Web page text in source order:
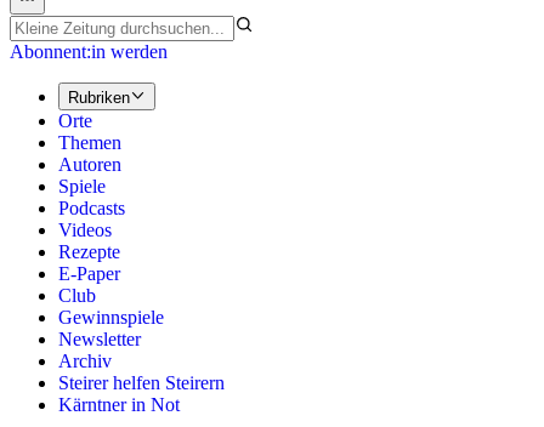
Abonnent:in werden
Rubriken
Orte
Themen
Autoren
Spiele
Podcasts
Videos
Rezepte
E-Paper
Club
Gewinnspiele
Newsletter
Archiv
Steirer helfen Steirern
Kärntner in Not